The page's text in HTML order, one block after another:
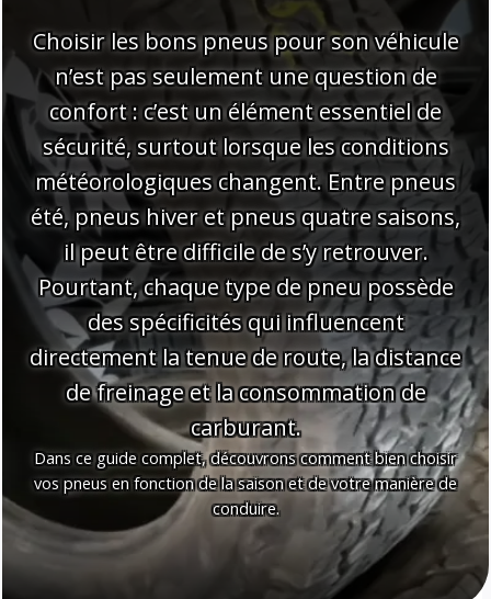
Choisir les bons pneus pour son véhicule
n’est pas seulement une question de
confort : c’est un élément essentiel de
sécurité, surtout lorsque les conditions
météorologiques changent. Entre pneus
été, pneus hiver et pneus quatre saisons,
il peut être difficile de s’y retrouver.
Pourtant, chaque type de pneu possède
des spécificités qui influencent
directement la tenue de route, la distance
de freinage et la consommation de
carburant.
Dans ce guide complet, découvrons comment bien choisir
vos pneus en fonction de la saison et de votre manière de
conduire.